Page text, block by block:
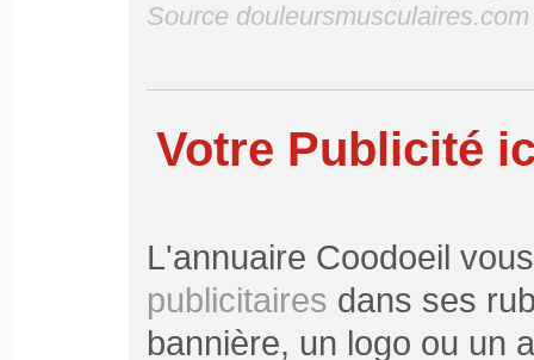
Source
Votre Publicité
L'annuaire Coodoeil
publicitaires dans ses
bannière, un logo ou un